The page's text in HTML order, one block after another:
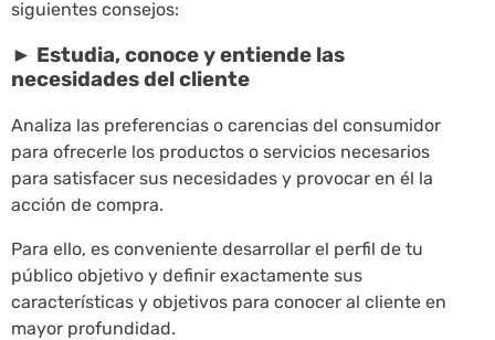
siguientes consejos:
► Estudia, conoce y entiende las
necesidades del cliente
Analiza las preferencias o carencias del consumidor
para ofrecerle los productos o servicios necesarios
para satisfacer sus necesidades y provocar en él la
acción de compra.
Para ello, es conveniente desarrollar el perfil de tu
público objetivo y definir exactamente sus
características y objetivos para conocer al cliente en
mayor profundidad.